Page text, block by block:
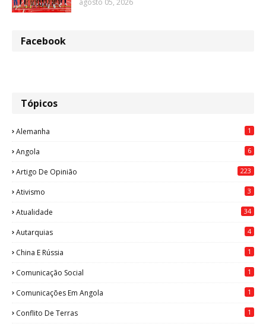
agosto 05, 2026
Facebook
Tópicos
Alemanha 1
Angola 6
Artigo De Opinião 223
Ativismo 3
Atualidade 34
Autarquias 4
China E Rússia 1
Comunicação Social 1
Comunicações Em Angola 1
Conflito De Terras 1